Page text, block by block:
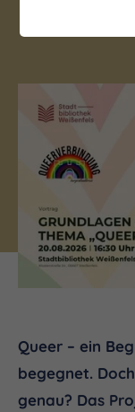
20.
Queer – ein
begegnet.
genau? Das